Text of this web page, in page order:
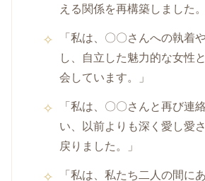
える関係を再構築しました。
「私は、〇〇さんへの執着
し、自立した魅力的な女性
会しています。」
「私は、〇〇さんと再び連
い、以前よりも深く愛し愛
戻りました。」
「私は、私たち二人の間に